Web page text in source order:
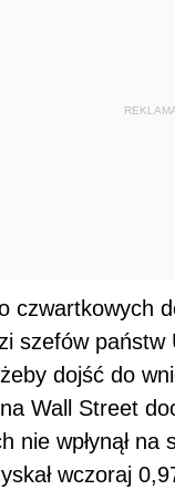
czwartkowych
szefów państw
dojść do
Wall Street
nie wpłynął
wczoraj